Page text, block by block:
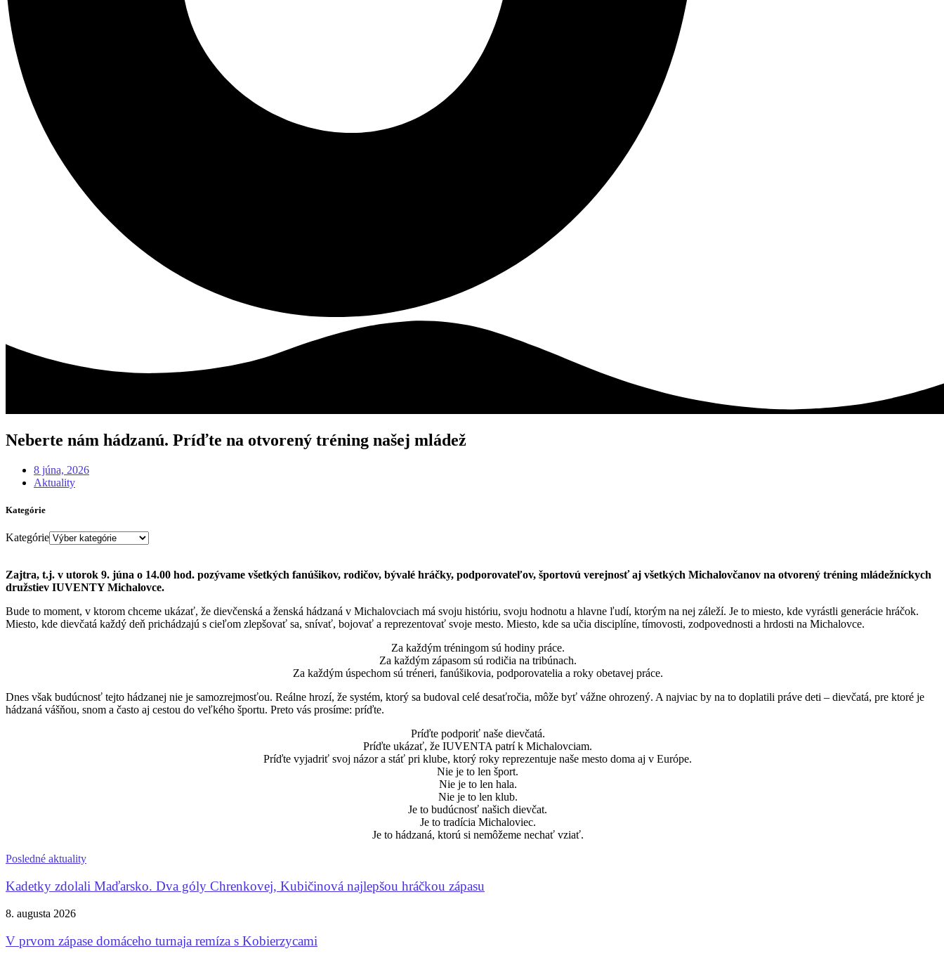
Neberte nám hádzanú. Príďte na otvorený tréning našej mládež
8 júna, 2026
Aktuality
Kategórie
Kategórie
Zajtra, t.j. v utorok 9. júna o 14.00 hod. pozývame všetkých fanúšikov, rodičov, bývalé hráčky, podporovateľov, športovú verejnosť aj všetkých Michalovčanov na otvorený tréning mládežníckych
družstiev IUVENTY Michalovce.
Bude to moment, v ktorom chceme ukázať, že dievčenská a ženská hádzaná v Michalovciach má svoju históriu, svoju hodnotu a hlavne ľudí, ktorým na nej záleží. Je to miesto, kde vyrástli generácie hráčok.
Miesto, kde dievčatá každý deň prichádzajú s cieľom zlepšovať sa, snívať, bojovať a reprezentovať svoje mesto. Miesto, kde sa učia disciplíne, tímovosti, zodpovednosti a hrdosti na Michalovce.
Za každým tréningom sú hodiny práce.
Za každým zápasom sú rodičia na tribúnach.
Za každým úspechom sú tréneri, fanúšikovia, podporovatelia a roky obetavej práce.
Dnes však budúcnosť tejto hádzanej nie je samozrejmosťou. Reálne hrozí, že systém, ktorý sa budoval celé desaťročia, môže byť vážne ohrozený. A najviac by na to doplatili práve deti – dievčatá, pre ktoré je
hádzaná vášňou, snom a často aj cestou do veľkého športu. Preto vás prosíme: príďte.
Príďte podporiť naše dievčatá.
Príďte ukázať, že IUVENTA patrí k Michalovciam.
Príďte vyjadriť svoj názor a stáť pri klube, ktorý roky reprezentuje naše mesto doma aj v Európe.
Nie je to len šport.
Nie je to len hala.
Nie je to len klub.
Je to budúcnosť našich dievčat.
Je to tradícia Michaloviec.
Je to hádzaná, ktorú si nemôžeme nechať vziať.
Posledné aktuality
Kadetky zdolali Maďarsko. Dva góly Chrenkovej, Kubičinová najlepšou hráčkou zápasu
8. augusta 2026
V prvom zápase domáceho turnaja remíza s Kobierzycami